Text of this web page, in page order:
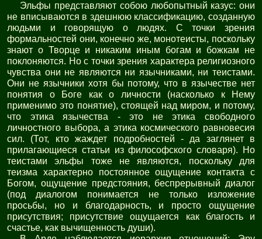
Эльфы представляют собою любопытный казус: они
не вписываются в здешнюю классификацию, созданную
людьми и говорящую о людях. С точки зрения
формальностей они, конечно же, монотеисты, поскольку
знают о Творце и никаким иным богам и божкам не
поклоняются. Но с точки зрения характера религиозного
чувства они не являются ни язычниками, ни теистами.
Они не язычники хотя бы потому, что в язычестве нет
понятия о Боге как о личности (насколько к Нему
применимо это понятие), стоящей над миром, и потому,
что этика язычества - это не этика свободного
личностного выбора, а этика космического равновесия
сил. (Тот, кто жаждет подробностей - да заглянет в
прилагающиеся статьи из философского словаря). Но
теистами эльфы тоже не являются, поскольку для
теизма характерно постоянное ощущение контакта с
Богом, ощущение предстояния, беспрерывный диалог
(под диалогом понимается не только изложение
просьбы, но и благодарность, и просто ощущение
присутствия; присутствие ощущается как благость и
счастье, как вычищенность души).